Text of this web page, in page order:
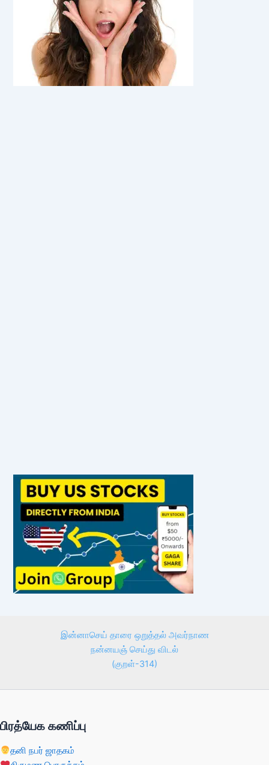
இன்னாசெய் தாரை ஒறுத்தல் அவர்நாண
நன்னயஞ் செய்து விடல்
(குறள்-314)
பிரத்யேக கணிப்பு
தனி நபர் ஜாதகம்